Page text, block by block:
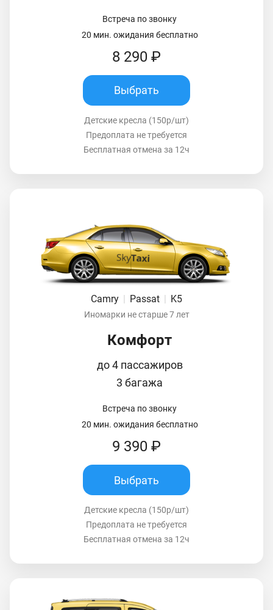
Встреча по звонку
20 мин. ожидания бесплатно
8 290 ₽
Выбрать
Детские кресла (150р/шт)
Предоплата не требуется
Бесплатная отмена за 12ч
Camry Passat K5
Иномарки не старше 7 лет
Комфорт
до 4 пассажиров
3 багажа
Встреча по звонку
20 мин. ожидания бесплатно
9 390 ₽
Выбрать
Детские кресла (150р/шт)
Предоплата не требуется
Бесплатная отмена за 12ч